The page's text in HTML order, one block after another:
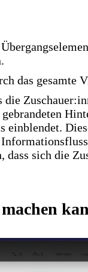
das gesamte
einblendet.
sich die